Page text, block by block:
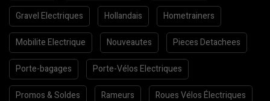
Gravel Electriques Hollandais Hometrainers
Mobilite Electrique Nouveautes Pieces Detachees
Porte-bagages Porte-Vélos Electriques
Promos & Soldes Rameurs Roues Vélos Électriques